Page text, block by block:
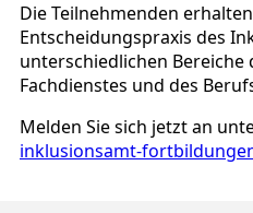
Die Teilnehmenden
Entscheidungspraxis des
unterschiedlichen Bereiche
Fachdienstes und des
Melden Sie sich jetzt an
inklusionsamt-